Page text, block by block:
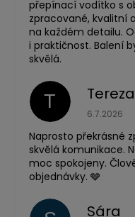
přepínací vodítko s
zpracované, kvalitní
na každém detailu.
i praktičnost. Balení
skvělá.
T Tereza
6.7.2026
Naprosto překrásné
skvělá komunikace.
moc spokojeny.
objednávky. 🩶
Sára